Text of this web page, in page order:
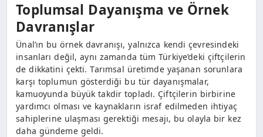
Toplumsal Dayanışma ve Örnek
Davranışlar
Ünal’ın bu örnek davranışı, yalnızca kendi çevresindeki
insanları değil, aynı zamanda tüm Türkiye’deki çiftçilerin
de dikkatini çekti. Tarımsal üretimde yaşanan sorunlara
karşı toplumun gösterdiği bu tür dayanışmalar,
kamuoyunda büyük takdir topladı. Çiftçilerin birbirine
yardımcı olması ve kaynakların israf edilmeden ihtiyaç
sahiplerine ulaşması gerektiği mesajı, bu olayla bir kez
daha gündeme geldi.